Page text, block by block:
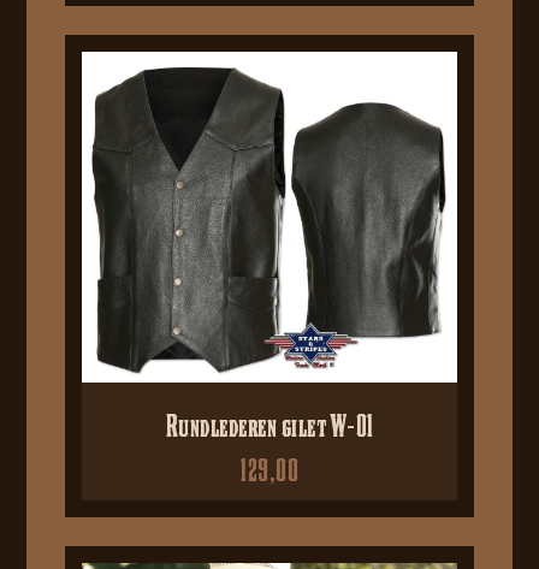
Rundlederen gilet W-01
129,00